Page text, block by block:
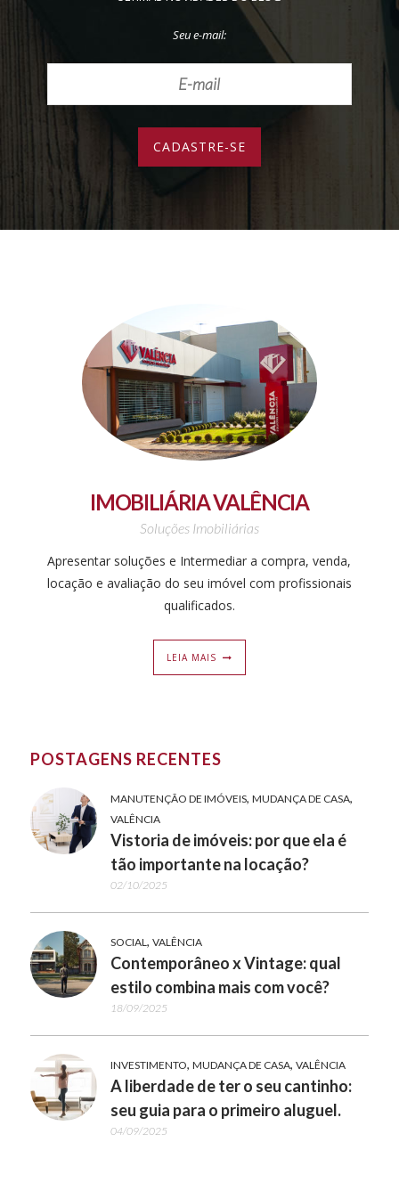
Seu e-mail:
IMOBILIÁRIA VALÊNCIA
Soluções Imobiliárias
Apresentar soluções e Intermediar a compra, venda,
locação e avaliação do seu imóvel com profissionais
qualificados.
LEIA MAIS
POSTAGENS RECENTES
MANUTENÇÃO DE IMÓVEIS, MUDANÇA DE CASA,
VALÊNCIA
Vistoria de imóveis: por que ela é
tão importante na locação?
02/10/2025
SOCIAL, VALÊNCIA
Contemporâneo x Vintage: qual
estilo combina mais com você?
18/09/2025
INVESTIMENTO, MUDANÇA DE CASA, VALÊNCIA
A liberdade de ter o seu cantinho:
seu guia para o primeiro aluguel.
04/09/2025